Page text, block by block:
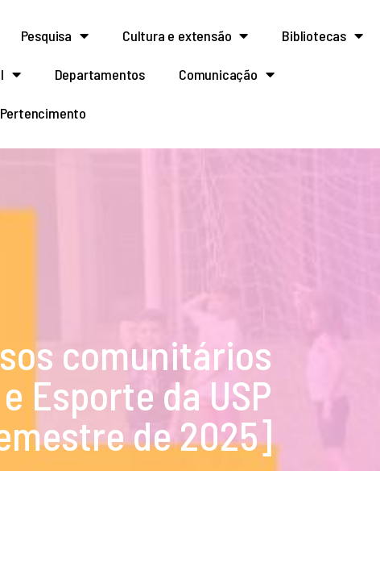
Pesquisa Cultura e extensão Bibliotecas
Departamentos Comunicação
comunitários
Esporte da USP
de 2025]